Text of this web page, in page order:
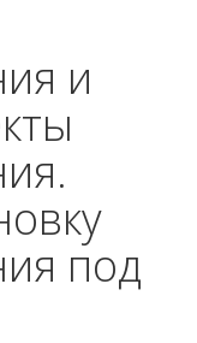
и
под